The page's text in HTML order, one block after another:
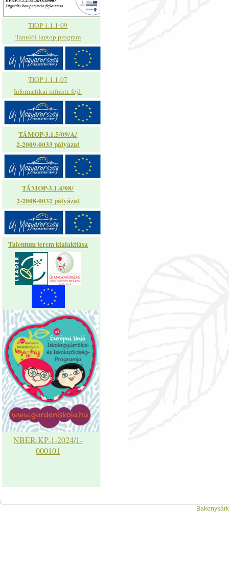
TIOP 1.1.1-09
Tanulói laptop program
TIOP 1.1.1-07
Informatikai infrastr. fejl.
TÁMOP-3.1.5/09/A/
2-2009-0033 pályázat
TÁMOP-3.1.4/08/
2-2008-0032 pályázat
Talentum terem kialakítása
NBER-KP-1-2024/1-
000101